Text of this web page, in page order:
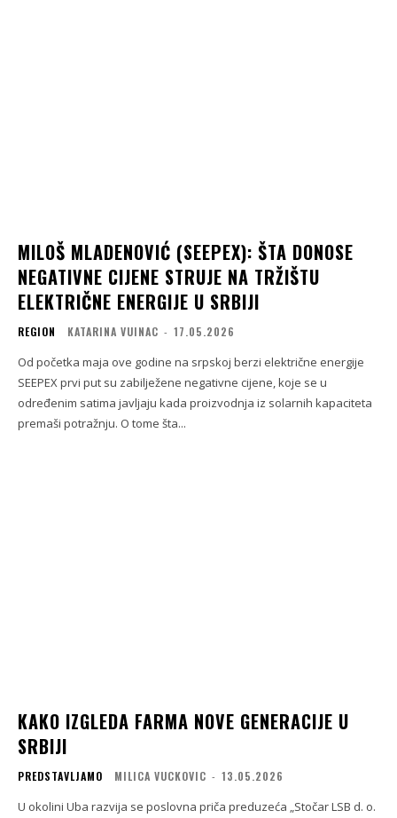
MILOŠ MLADENOVIĆ (SEEPEX): ŠTA DONOSE
NEGATIVNE CIJENE STRUJE NA TRŽIŠTU
ELEKTRIČNE ENERGIJE U SRBIJI
REGION KATARINA VUINAC - 17.05.2026
Od početka maja ove godine na srpskoj berzi električne energije
SEEPEX prvi put su zabilježene negativne cijene, koje se u
određenim satima javljaju kada proizvodnja iz solarnih kapaciteta
premaši potražnju. O tome šta...
KAKO IZGLEDA FARMA NOVE GENERACIJE U
SRBIJI
PREDSTAVLJAMO MILICA VUCKOVIC - 13.05.2026
U okolini Uba razvija se poslovna priča preduzeća „Stočar LSB d. o.